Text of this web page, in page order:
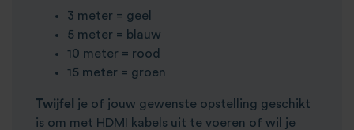
3 meter = geel
5 meter = blauw
10 meter = rood
15 meter = groen
Twijfel
je of jouw gewenste opstelling geschikt
is om met HDMI kabels uit te voeren of wil je